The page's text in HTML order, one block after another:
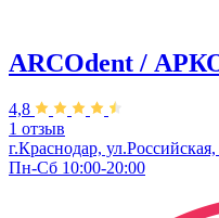
ARCOdent /
4,8
1 отзыв
г.Краснодар,
Пн-Сб 10:00-20:00